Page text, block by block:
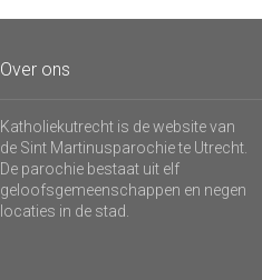
Over ons
Katholiekutrecht is de website van
de Sint Martinusparochie te Utrecht.
De parochie bestaat uit elf
geloofsgemeenschappen en negen
locaties in de stad.